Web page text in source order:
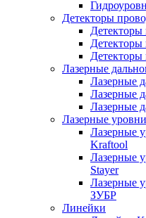
Детекторы
Детекторы
Лазерные
Лазерные
Лазерные
Лазерные
Лазерные
Лазерные
Kraftool
Лазерные
Stayer
Лазерные
ЗУБР
Линейки